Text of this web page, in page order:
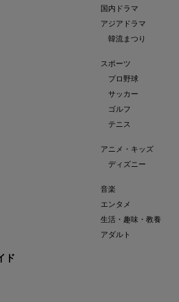
ド
国内ドラマ
アジアドラマ
韓流まつり
スポーツ
プロ野球
サッカー
ゴルフ
テニス
アニメ・キッズ
ディズニー
音楽
エンタメ
生活・趣味・教養
アダルト